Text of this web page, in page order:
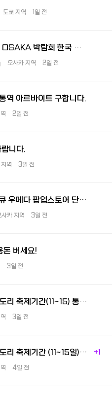
도쿄 지역 1일 전
2026 COSME OSAKA 박람회 한국 참가 기업 부스 내 비즈니스 통역원 모집
오사카 지역 2일 전
역 아르바이트 구합니다.
2일 전
니다.
역 3일 전
[완료] 오사카 한큐 우메다 팝업스토어 단기알바 구해요! 8월5일 ~ 11일
사카 지역 3일 전
돈 버세요!
3일 전
도쿠시아 아와오도리 축제기간(11~15) 통역 구합니다
3일 전
도쿠시마 아와오도리 축제기간 (11~15일) 통역 아르바이트 구인 +1
4일 전